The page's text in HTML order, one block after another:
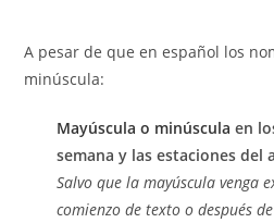
entrada:
A pesar de que en español los
minúscula:
Mayúscula o minúsculaen
semana y las estaciones del
Salvo que la mayúscula venga
comienzo de texto o después